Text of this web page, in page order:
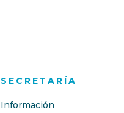
SECRETARÍA
Información